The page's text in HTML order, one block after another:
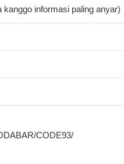
informasi paling anyar)
CODE93/